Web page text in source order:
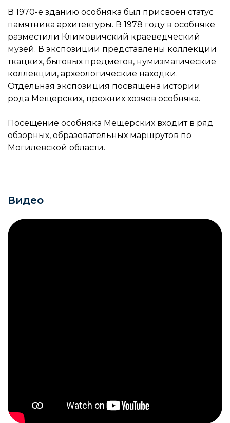
В 1970-е зданию особняка был присвоен статус
памятника архитектуры. В 1978 году в особняке
разместили Климовичский краеведческий
музей. В экспозиции представлены коллекции
ткацких, бытовых предметов, нумизматические
коллекции, археологические находки.
Отдельная экспозиция посвящена истории
рода Мещерских, прежних хозяев особняка.
Посещение особняка Мещерских входит в ряд
обзорных, образовательных маршрутов по
Могилевской области.
Видео